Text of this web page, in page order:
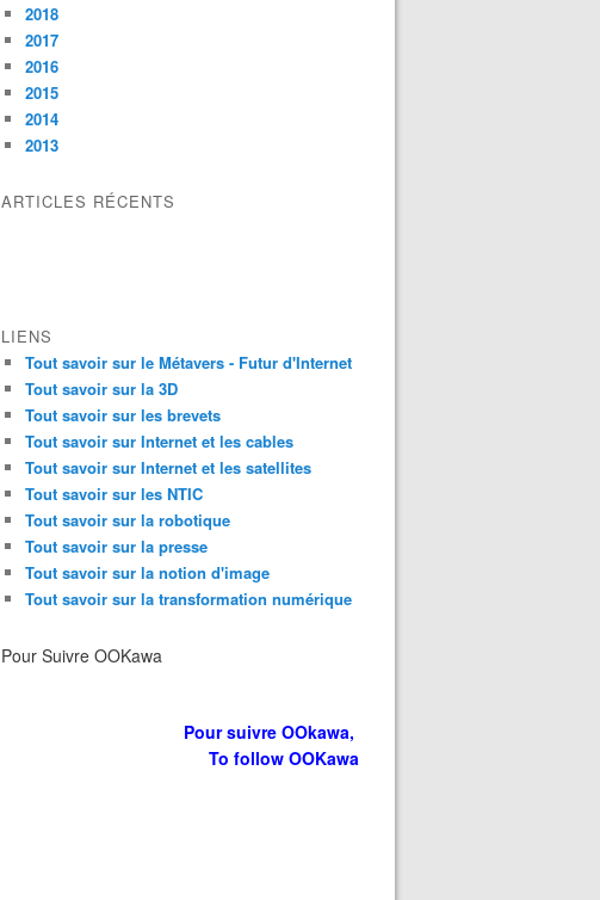
2018
2017
2016
2015
2014
2013
ARTICLES RÉCENTS
LIENS
Tout savoir sur le Métavers - Futur d'Internet
Tout savoir sur la 3D
Tout savoir sur les brevets
Tout savoir sur Internet et les cables
Tout savoir sur Internet et les satellites
Tout savoir sur les NTIC
Tout savoir sur la robotique
Tout savoir sur la presse
Tout savoir sur la notion d'image
Tout savoir sur la transformation numérique
Pour Suivre OOKawa
Pour suivre OOkawa,
To follow OOKawa